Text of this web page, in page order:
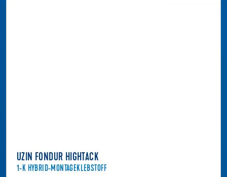
UZIN FONDUR HIGHTACK
1-K HYBRID-MONTAGEKLEBSTOFF